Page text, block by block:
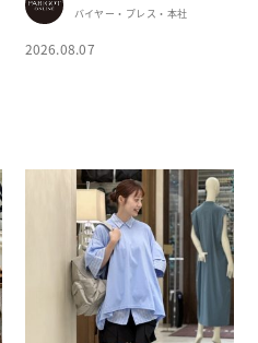
バイヤー・プレス・本社
2026.08.07